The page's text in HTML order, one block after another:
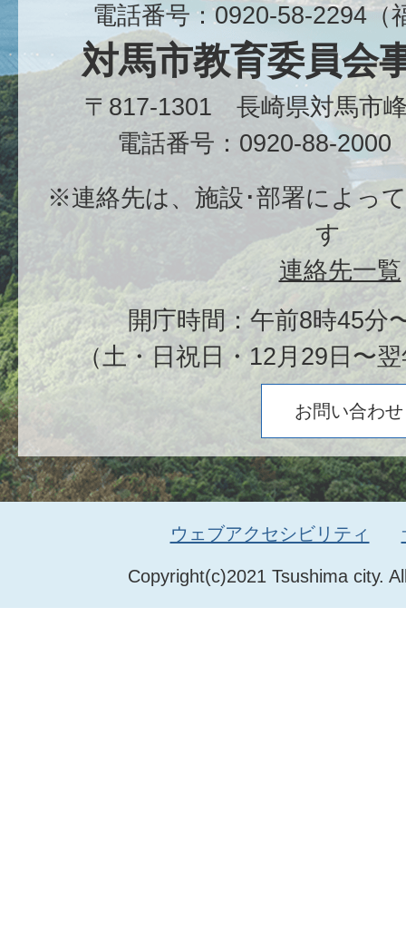
電話番号：0920-58-2294（
対馬市教育委員会
〒817-1301 長崎県対馬市
電話番号：0920-88-2000
※連絡先は、施設･部署によっ
す
連絡先一覧
開庁時間：午前8時45分
（土・日祝日・12月29日〜
お問い合わせ
Copyright(c)2021 Tsushima city.
ウェブアクセシビリティ